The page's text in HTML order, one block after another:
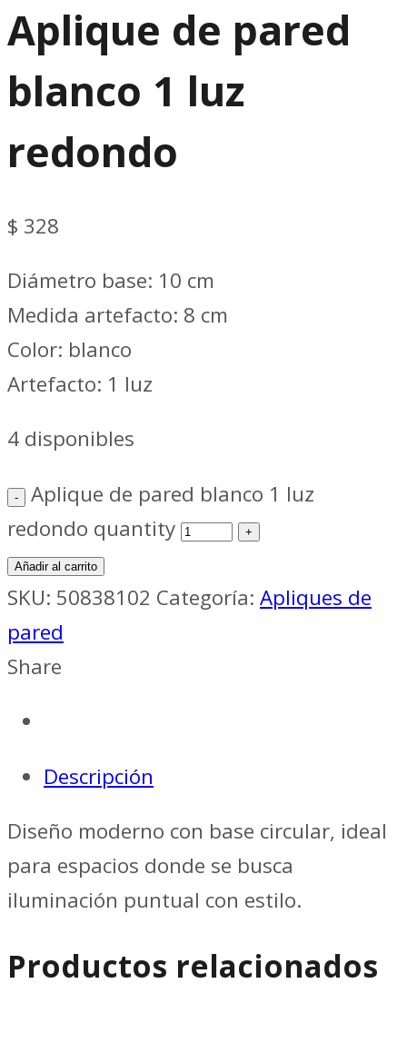
Aplique de pared
blanco 1 luz
redondo
$ 328
Diámetro base: 10 cm
Medida artefacto: 8 cm
Color: blanco
Artefacto: 1 luz
4 disponibles
Aplique de pared blanco 1 luz
redondo quantity
Añadir al carrito
SKU: 50838102 Categoría: Apliques de
pared
Share
Descripción
Diseño moderno con base circular, ideal
para espacios donde se busca
iluminación puntual con estilo.
Productos relacionados